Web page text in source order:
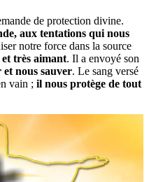
de protection divine.
aux tentations qui nous
notre force dans la source
très aimant. Il a envoyé son
nous sauver. Le sang versé
vain ; il nous protège de tout